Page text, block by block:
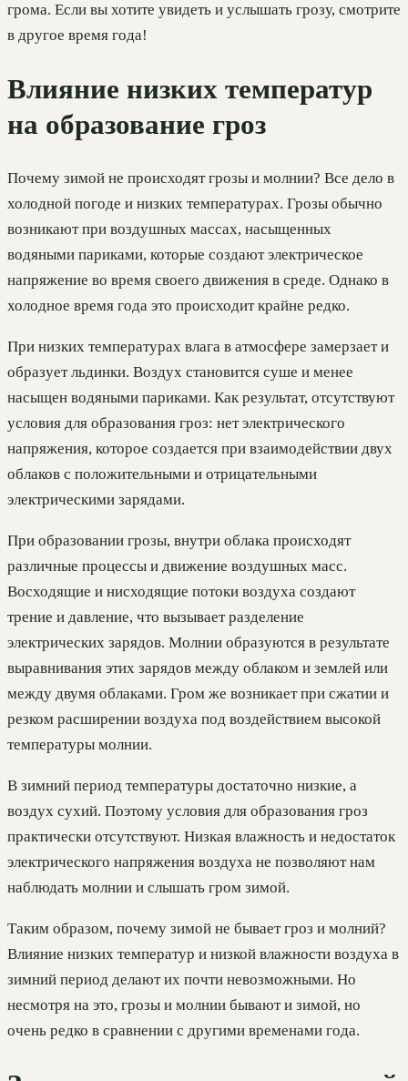
грома. Если вы хотите увидеть и услышать грозу, смотрите
в другое время года!
Влияние низких температур
на образование гроз
Почему зимой не происходят грозы и молнии? Все дело в
холодной погоде и низких температурах. Грозы обычно
возникают при воздушных массах, насыщенных
водяными париками, которые создают электрическое
напряжение во время своего движения в среде. Однако в
холодное время года это происходит крайне редко.
При низких температурах влага в атмосфере замерзает и
образует льдинки. Воздух становится суше и менее
насыщен водяными париками. Как результат, отсутствуют
условия для образования гроз: нет электрического
напряжения, которое создается при взаимодействии двух
облаков с положительными и отрицательными
электрическими зарядами.
При образовании грозы, внутри облака происходят
различные процессы и движение воздушных масс.
Восходящие и нисходящие потоки воздуха создают
трение и давление, что вызывает разделение
электрических зарядов. Молнии образуются в результате
выравнивания этих зарядов между облаком и землей или
между двумя облаками. Гром же возникает при сжатии и
резком расширении воздуха под воздействием высокой
температуры молнии.
В зимний период температуры достаточно низкие, а
воздух сухий. Поэтому условия для образования гроз
практически отсутствуют. Низкая влажность и недостаток
электрического напряжения воздуха не позволяют нам
наблюдать молнии и слышать гром зимой.
Таким образом, почему зимой не бывает гроз и молний?
Влияние низких температур и низкой влажности воздуха в
зимний период делают их почти невозможными. Но
несмотря на это, грозы и молнии бывают и зимой, но
очень редко в сравнении с другими временами года.